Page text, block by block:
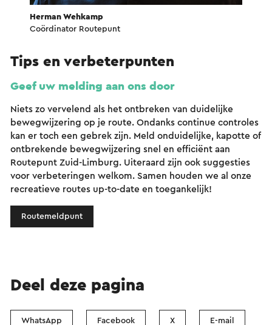
Herman Wehkamp
Coördinator Routepunt
Tips en verbeterpunten
Geef uw melding aan ons door
Niets zo vervelend als het ontbreken van duidelijke
bewegwijzering op je route. Ondanks continue controles
kan er toch een gebrek zijn. Meld onduidelijke, kapotte of
ontbrekende bewegwijzering snel en efficiënt aan
Routepunt Zuid-Limburg. Uiteraard zijn ook suggesties
voor verbeteringen welkom. Samen houden we al onze
recreatieve routes up-to-date en toegankelijk!
Routemeldpunt
Deel deze pagina
WhatsApp Facebook X E-mail